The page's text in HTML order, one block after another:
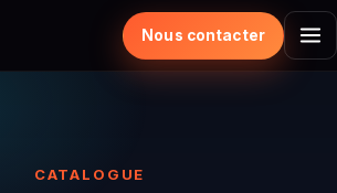
Nous contacter
CATALOGUE